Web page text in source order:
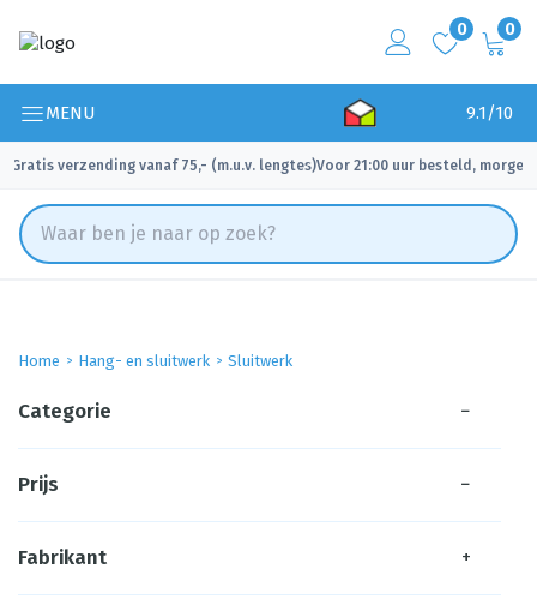
0 0
MENU 9.1/10
Gratis verzending vanaf 75,- (m.u.v. lengtes)
✓ Voor 21:00 uur besteld, morgen
Home Hang- en sluitwerk Sluitwerk
Categorie −
Prijs −
Fabrikant +